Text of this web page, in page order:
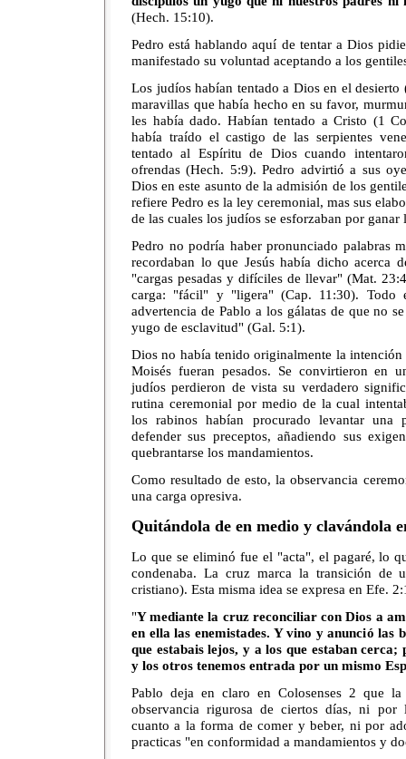
(Hech. 15:10).
Pedro está hablando aquí de tentar a Dios
manifestado su voluntad aceptando a los
Los judíos habían tentado a Dios en el
maravillas que había hecho en su favor,
les había dado. Habían tentado a Cristo (1
había traído el castigo de las serpientes
tentado al Espíritu de Dios cuando
ofrendas (Hech. 5:9). Pedro advirtió a sus
Dios en este asunto de la admisión de los
refiere Pedro es la ley ceremonial, mas sus
de las cuales los judíos se esforzaban por ganar
Pedro no podría haber pronunciado palabras
recordaban lo que Jesús había dicho acerca
"cargas pesadas y difíciles de llevar" (Mat.
carga: "fácil" y "ligera" (Cap. 11:30). Todo
advertencia de Pablo a los gálatas de que no
yugo de esclavitud" (Gal. 5:1).
Dios no había tenido originalmente la
Moisés fueran pesados. Se convirtieron en
judíos perdieron de vista su verdadero
rutina ceremonial por medio de la cual
los rabinos habían procurado levantar una
defender sus preceptos, añadiendo sus
quebrantarse los mandamientos.
Como resultado de esto, la observancia
una carga opresiva.
Quitándola de en medio y clavándola
Lo que se eliminó fue el "acta", el pagaré, lo
condenaba. La cruz marca la transición
cristiano). Esta misma idea se expresa en Efe.
"Y mediante la cruz reconciliar con Dios a
en ella las enemistades. Y vino y anunció las
que estabais lejos, y a los que estaban
y los otros tenemos entrada por un mismo
Pablo deja en claro en Colosenses 2 que
observancia rigurosa de ciertos días, ni por
cuanto a la forma de comer y beber, ni por
practicas "en conformidad a mandamientos y